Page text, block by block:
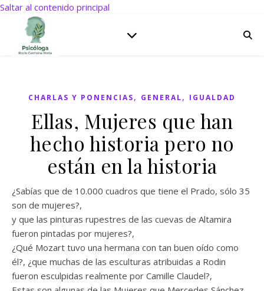
Saltar al contenido principal
CHARLAS Y PONENCIAS, GENERAL, IGUALDAD
Ellas, Mujeres que han
hecho historia pero no
están en la historia
¿Sabías que de 10.000 cuadros que tiene el Prado, sólo 35
son de mujeres?,
y que las pinturas rupestres de las cuevas de Altamira
fueron pintadas por mujeres?,
¿Qué Mozart tuvo una hermana con tan buen oído como
él?, ¿que muchas de las esculturas atribuidas a Rodin
fueron esculpidas realmente por Camille Claudel?,